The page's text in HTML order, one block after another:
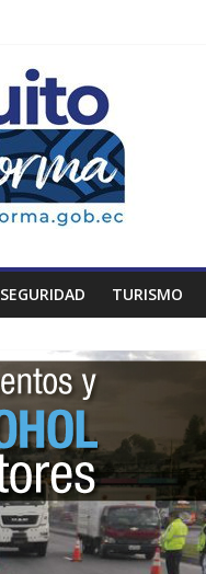
SEGURIDAD TURISMO